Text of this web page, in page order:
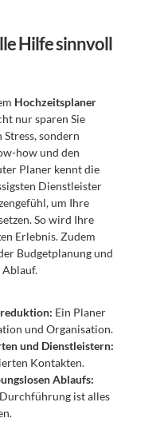
Hilfe sinnvoll
Hochzeitsplaner
nur sparen Sie
sondern
how und den
Planer kennt die
Dienstleister
um Ihre
So wird Ihre
Erlebnis. Zudem
Budgetplanung und
Ein Planer
und Organisation.
und Dienstleistern:
Kontakten.
Ablaufs:
ist alles